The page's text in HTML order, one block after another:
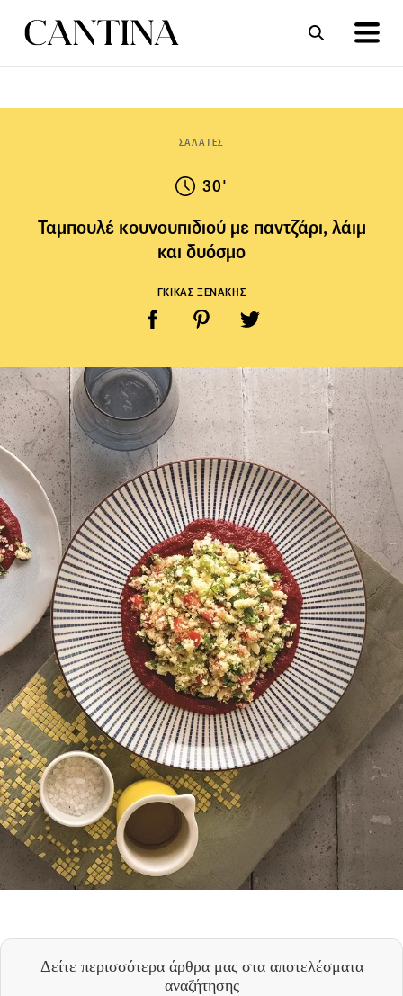
ΣΑΛΑΤΕΣ
30'
Ταμπουλέ κουνουπιδιού με παντζάρι, λάιμ
και δυόσμο
ΓΚΙΚΑΣ ΞΕΝΑΚΗΣ
Δείτε περισσότερα άρθρα μας στα αποτελέσματα
αναζήτησης